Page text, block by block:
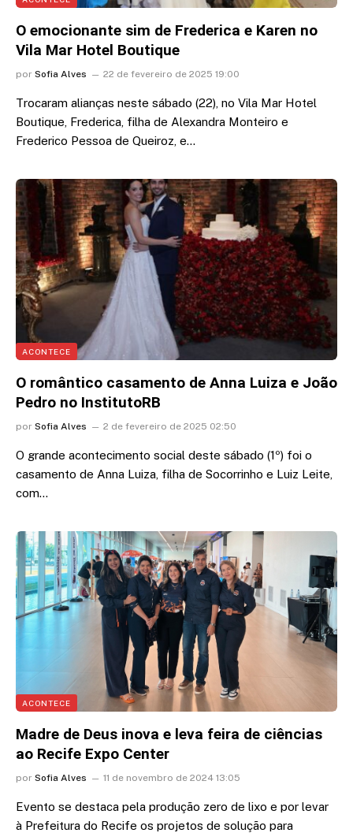
O emocionante sim de Frederica e Karen no
Vila Mar Hotel Boutique
por Sofia Alves 22 de fevereiro de 2025 19:00
Trocaram alianças neste sábado (22), no Vila Mar Hotel
Boutique, Frederica, filha de Alexandra Monteiro e
Frederico Pessoa de Queiroz, e…
ACONTECE
O romântico casamento de Anna Luiza e João
Pedro no InstitutoRB
por Sofia Alves 2 de fevereiro de 2025 02:50
O grande acontecimento social deste sábado (1º) foi o
casamento de Anna Luiza, filha de Socorrinho e Luiz Leite,
com…
ACONTECE
Madre de Deus inova e leva feira de ciências
ao Recife Expo Center
por Sofia Alves 11 de novembro de 2024 13:05
Evento se destaca pela produção zero de lixo e por levar
à Prefeitura do Recife os projetos de solução para